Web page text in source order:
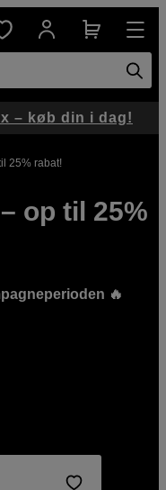
25% rabat!
op til 25%
🔥
– køb din i dag!